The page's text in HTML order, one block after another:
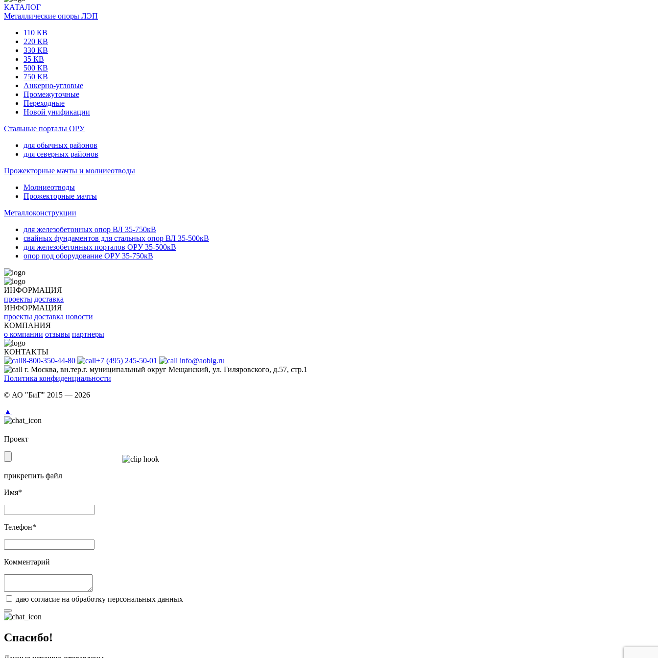
КАТАЛОГ
Металлические опоры ЛЭП
110 КВ
220 КВ
330 КВ
35 КВ
500 КВ
750 КВ
Анкерно-угловые
Промежуточные
Переходные
Новой унификации
Стальные порталы ОРУ
для обычных районов
для северных районов
Прожекторные мачты и молниеотводы
Молниеотводы
Прожекторные мачты
Металлоконструкции
для железобетонных опор ВЛ 35-750кВ
свайных фундаментов для стальных опор ВЛ 35-500кВ
для железобетонных порталов ОРУ 35-500кВ
опор под оборудование ОРУ 35-750кВ
ИНФОРМАЦИЯ
проекты доставка
ИНФОРМАЦИЯ
проекты доставка новости
КОМПАНИЯ
о компании отзывы партнеры
КОНТАКТЫ
8-800-350-44-80
+7 (495) 245-50-01
info@aobig.ru
г. Москва, вн.тер.г. муниципальный округ Мещанский, ул. Гиляровского, д.57, стр.1
Политика конфиденциальности
© АО "БиГ" 2015 — 2026
даю согласие на обработку персональных данных